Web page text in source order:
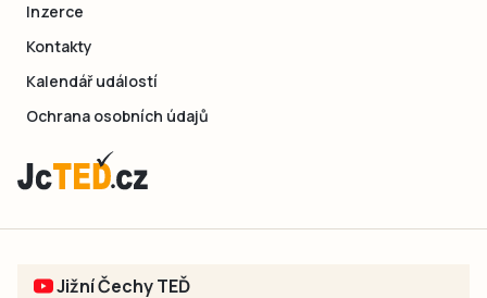
Inzerce
Kontakty
Kalendář událostí
Ochrana osobních údajů
Jižní Čechy TEĎ